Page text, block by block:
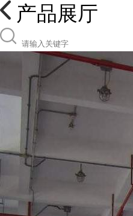
产品展厅